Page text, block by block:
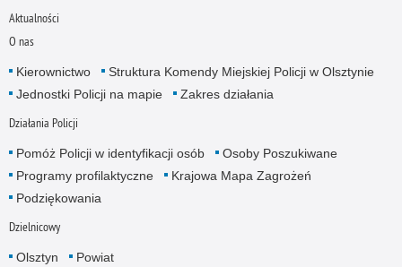
Aktualności
O nas
Kierownictwo
Struktura Komendy Miejskiej Policji w Olsztynie
Jednostki Policji na mapie
Zakres działania
Działania Policji
Pomóż Policji w identyfikacji osób
Osoby Poszukiwane
Programy profilaktyczne
Krajowa Mapa Zagrożeń
Podziękowania
Dzielnicowy
Olsztyn Powiat